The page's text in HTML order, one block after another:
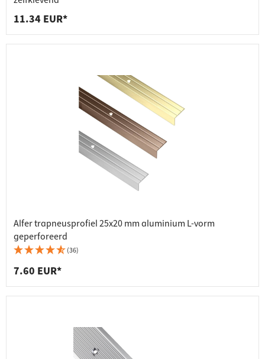
11.34 EUR*
Alfer trapneusprofiel 25x20 mm aluminium L-vorm
geperforeerd
(36)
7.60 EUR*